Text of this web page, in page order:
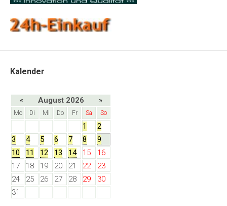
Kalender
« August 2026 »
Mo Di Mi Do Fr Sa So
1
2
3
4 5 6 7 8
9
10
11 12 13 14 15
16
17
18 19 20 21 22
23
24
25 26 27 28 29
30
31